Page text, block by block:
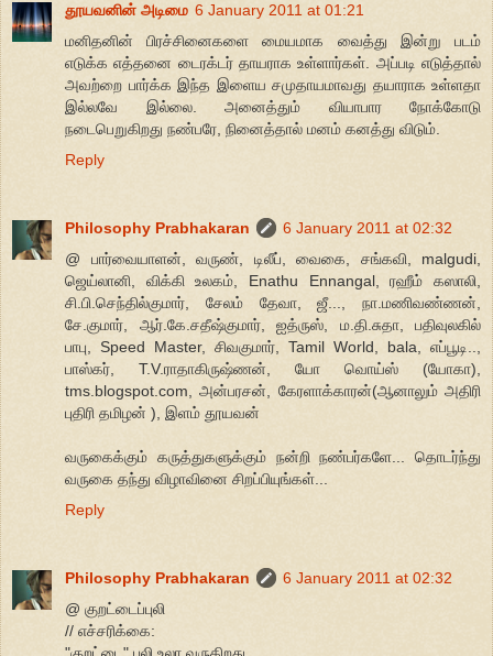
தூயவனின் அடிமை 6 January 2011 at 01:21
மனிதனின் பிரச்சினைகளை மையமாக வைத்து இன்று படம்
எடுக்க எத்தனை டைரக்டர் தாயராக உள்ளார்கள். அப்படி எடுத்தால்
அவற்றை பார்க்க இந்த இளைய சமுதாயமாவது தயாராக உள்ளதா
இல்லவே இல்லை. அனைத்தும் வியாபார நோக்கோடு
நடைபெறுகிறது நண்பரே, நினைத்தால் மனம் கனத்து விடும்.
Reply
Philosophy Prabhakaran
6 January 2011 at 02:32
@ பார்வையாளன், வருண், டிலீப், வைகை, சங்கவி, malgudi,
ஜெய்லானி, விக்கி உலகம், Enathu Ennangal, ரஹீம் கஸாலி,
சி.பி.செந்தில்குமார், சேலம் தேவா, ஜீ..., நா.மணிவண்ணன்,
சே.குமார், ஆர்.கே.சதீஷ்குமார், ஐத்ருஸ், ம.தி.சுதா, பதிவுலகில்
பாபு, Speed Master, சிவகுமார், Tamil World, bala, எப்பூடி..,
பாஸ்கர், T.V.ராதாகிருஷ்ணன், யோ வொய்ஸ் (யோகா),
tms.blogspot.com, அன்பரசன், கேரளாக்காரன்(ஆனாலும் அதிரி
புதிரி தமிழன் ), இளம் தூயவன்
வருகைக்கும் கருத்துகளுக்கும் நன்றி நண்பர்களே... தொடர்ந்து
வருகை தந்து விழாவினை சிறப்பியுங்கள்...
Reply
Philosophy Prabhakaran
6 January 2011 at 02:32
@ குறட்டைப்புலி
// எச்சரிக்கை: